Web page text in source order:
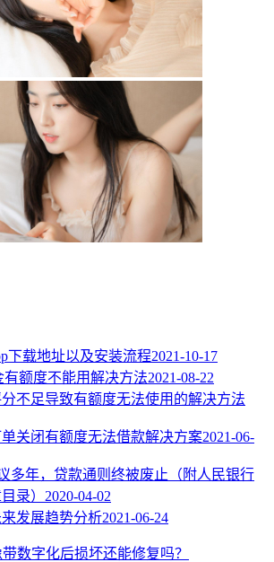
下载地址以及安装流程2021-10-17
有额度不能用解决方法2021-08-22
不足导致有额度无法使用的解决方法
关闭有额度无法借款解决方案2021-06-
多年，贷款通则终被废止（附人民银行
录） 2020-04-02
发展趋势分析2021-06-24
数字化后损坏还能修复吗？